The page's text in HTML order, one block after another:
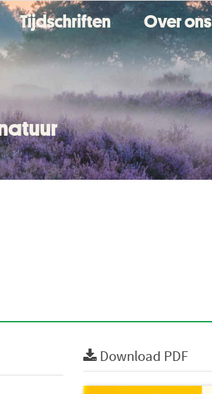
Tijdschriften Over ons
Download PDF